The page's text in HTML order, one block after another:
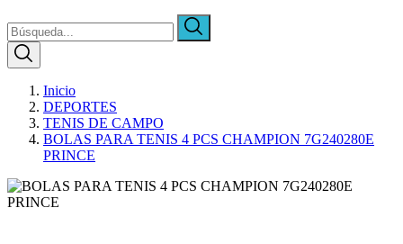
Inicio
DEPORTES
TENIS DE CAMPO
BOLAS PARA TENIS 4 PCS CHAMPION 7G240280E
PRINCE